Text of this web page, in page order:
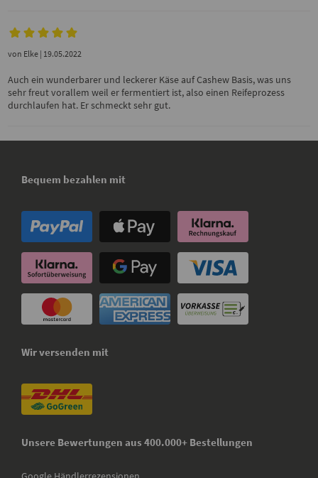
von Elke | 19.05.2022
Auch ein wunderbarer und leckerer Käse auf Cashew Basis, was uns
sehr freut vorallem weil er fermentiert ist, also einen Reifeprozess
durchlaufen hat. Er schmeckt sehr gut.
Bequem bezahlen mit
Wir versenden mit
Unsere Bewertungen aus 400.000+ Bestellungen